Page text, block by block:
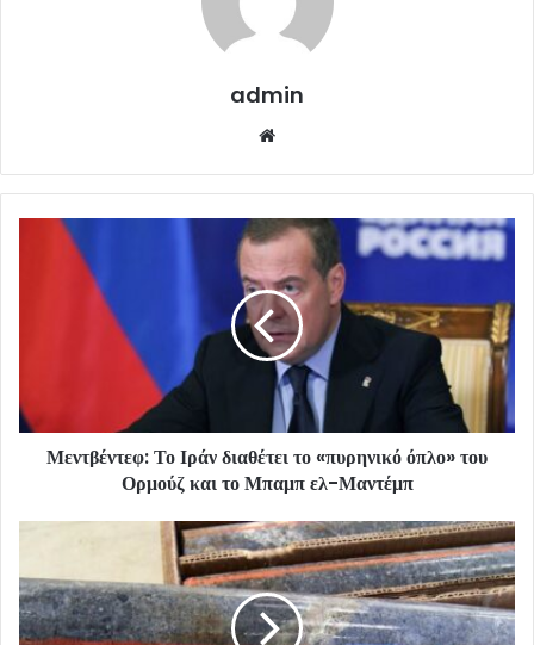
admin
Μεντβέντεφ: Το Ιράν διαθέτει το «πυρηνικό όπλο» του
Ορμούζ και το Μπαμπ ελ-Μαντέμπ